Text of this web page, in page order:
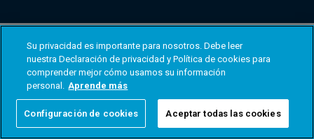
Su privacidad es importante para nosotros. Debe leer
nuestra Declaración de privacidad y Política de cookies para
comprender mejor cómo usamos su información
personal. Aprende más
Configuración de cookies Aceptar todas las cookies